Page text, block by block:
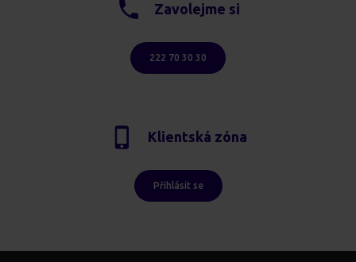
Zavolejme si
222 70 30 30
Klientská zóna
Přihlásit se